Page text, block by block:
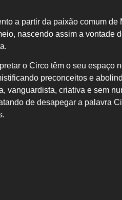
a partir da paixão comum de
, nascendo assim a vontade
o Circo têm o seu espaço
preconceitos e
vanguardista, criativa e sem
de desapegar a palavra